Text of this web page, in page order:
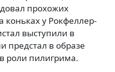
прохожих
коньках у Рокфеллер-
выступили в
предстал в образе
роли пилигрима.